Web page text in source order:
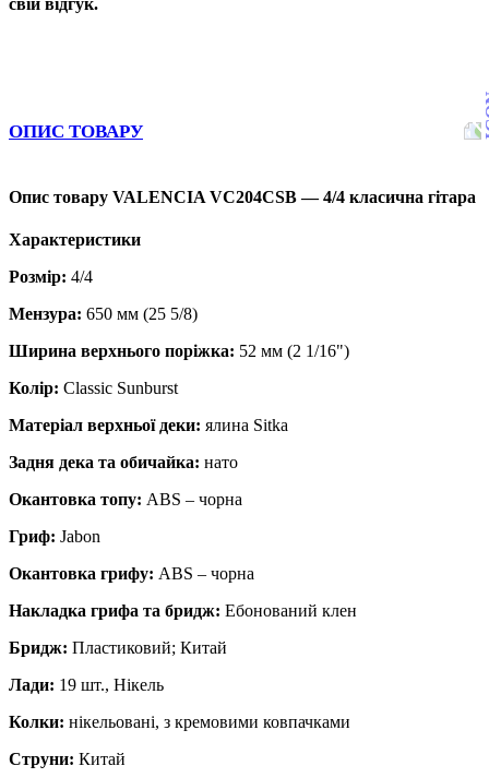
ОПИС ТОВАРУ
Опис товару VALENCIA VC204CSB — 4/4 класична гітара
Характеристики
Розмір: 4/4
Мензура: 650 мм (25 5/8)
Ширина верхнього поріжка: 52 мм (2 1/16")
Колір: Classic Sunburst
Матеріал верхньої деки: ялина Sitka
Задня дека та обичайка: нато
Окантовка топу: ABS – чорна
Гриф: Jabon
Окантовка грифу: ABS – чорна
Накладка грифа та бридж: Ебонований клен
Бридж: Пластиковий; Китай
Лади: 19 шт., Нікель
Колки: нікельовані, з кремовими ковпачками
Струни: Китай